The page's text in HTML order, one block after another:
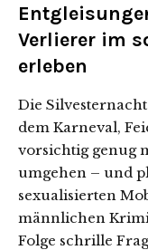
Verlierer im
erleben
Die
dem Karneval,
vorsichtig genug
umgehen – und
sexualisierten
männlichen
Folge schrille